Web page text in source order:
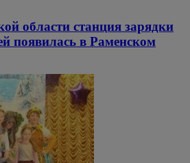
области станция зарядки
появилась в Раменском